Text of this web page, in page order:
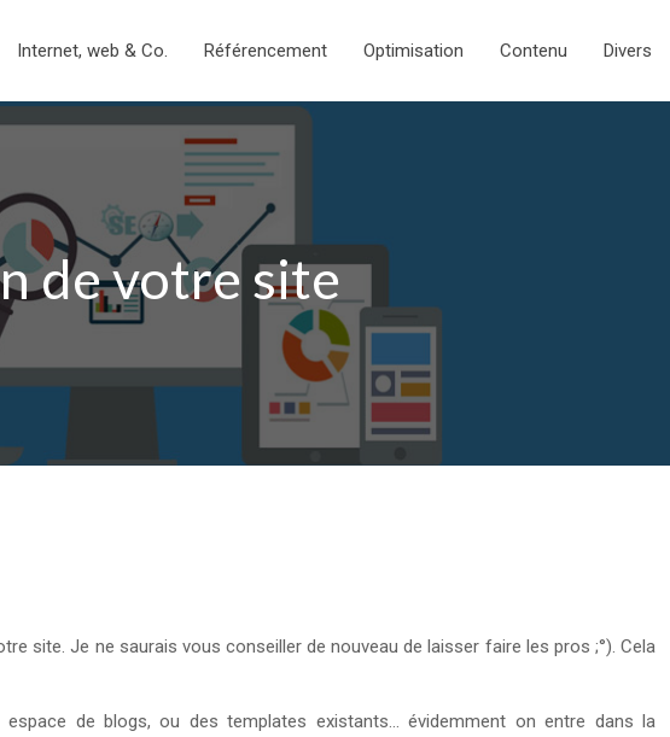
Internet, web & Co. Référencement Optimisation Contenu Divers
de votre site
site. Je ne saurais vous conseiller de nouveau de laisser faire les pros ;°). Cela
de blogs, ou des templates existants… évidemment on entre dans la